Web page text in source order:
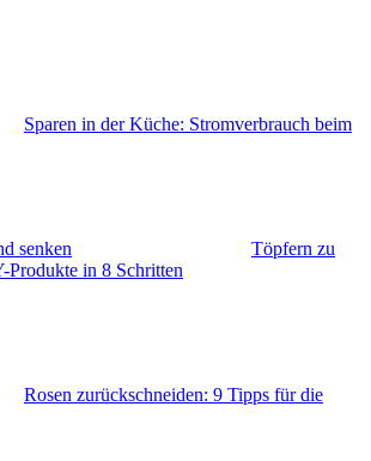
Sparen in der Küche: Stromverbrauch beim
senken
Töpfern zu
in 8 Schritten
Rosen zurückschneiden: 9 Tipps für die